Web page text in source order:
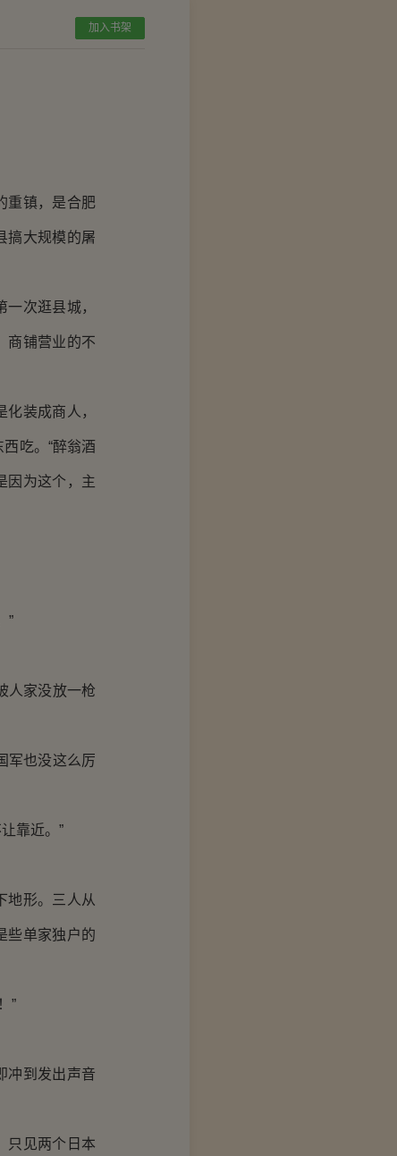
加入书架
重镇，是合肥
搞大规模的屠
次逛县城，
商铺营业的不
装成商人，
吃。“醉翁酒
因为这个，主
”
人家没放一枪
军也没这么厉
靠近。”
形。三人从
些单家独户的
”
到发出声音
见两个日本